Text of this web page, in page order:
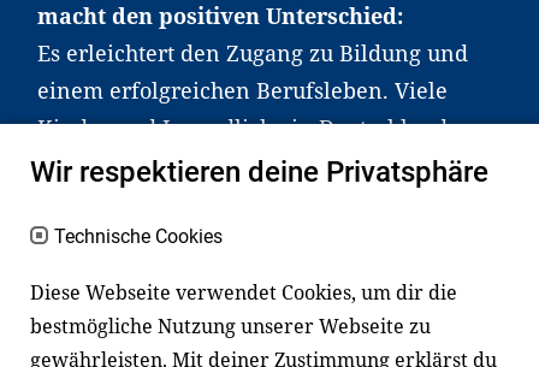
macht den positiven Unterschied:
Es erleichtert den Zugang zu Bildung und
einem erfolgreichen Berufsleben. Viele
Kinder und Jugendliche in Deutschland
haben aber große Schwierigkeiten dabei.
an Familien sowie an Erzieher*innen,
Lehrer*innen und andere
Fachexpert*innen. Dafür arbeiten wir eng
mit Ministerien, wissenschaftlichen
Wir respektieren deine Privatsphäre
Technische Cookies
Diese Webseite verwendet Cookies, um dir die
bestmögliche Nutzung unserer Webseite zu
gewährleisten. Mit deiner Zustimmung erklärst du